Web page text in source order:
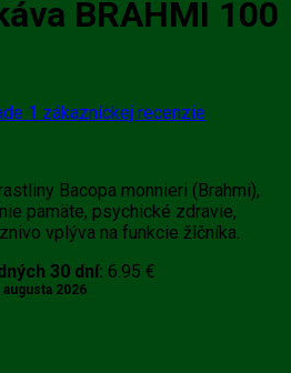
BRAHMI 100
1 zákazníckej recenzie
Bacopa monnieri (Brahmi),
pamäte, psychické zdravie,
vplýva na funkcie žlčníka.
30 dní: 6.95 €
2026